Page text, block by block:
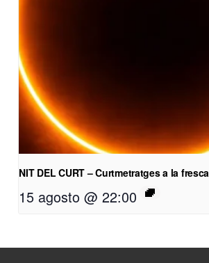
NIT DEL CURT – Curtmetratges a la fresca
15 agosto @ 22:00